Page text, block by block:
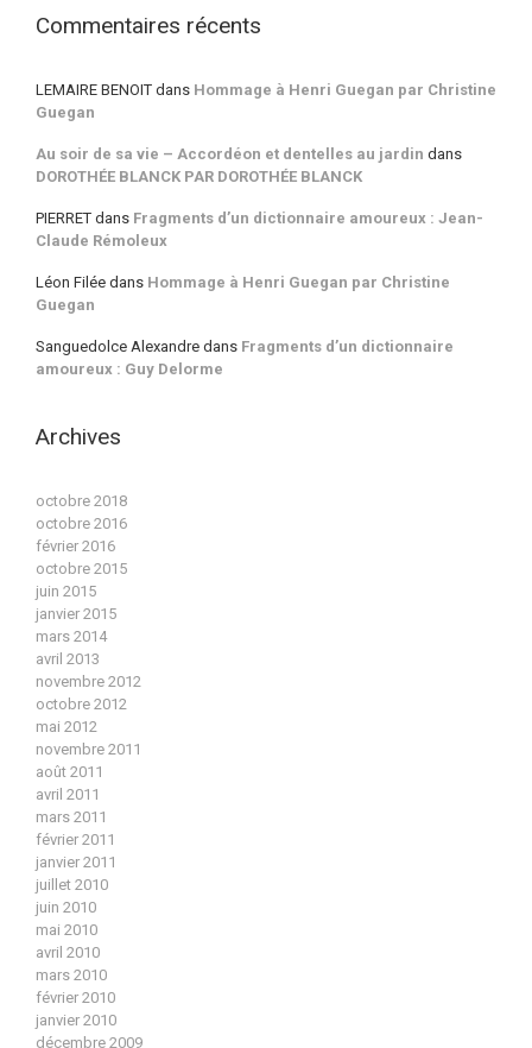
Commentaires récents
LEMAIRE BENOIT dans Hommage à Henri Guegan par Christine
Guegan
Au soir de sa vie – Accordéon et dentelles au jardin dans
DOROTHÉE BLANCK PAR DOROTHÉE BLANCK
PIERRET dans Fragments d’un dictionnaire amoureux : Jean-
Claude Rémoleux
Léon Filée dans Hommage à Henri Guegan par Christine
Guegan
Sanguedolce Alexandre dans Fragments d’un dictionnaire
amoureux : Guy Delorme
Archives
octobre 2018
octobre 2016
février 2016
octobre 2015
juin 2015
janvier 2015
mars 2014
avril 2013
novembre 2012
octobre 2012
mai 2012
novembre 2011
août 2011
avril 2011
mars 2011
février 2011
janvier 2011
juillet 2010
juin 2010
mai 2010
avril 2010
mars 2010
février 2010
janvier 2010
décembre 2009